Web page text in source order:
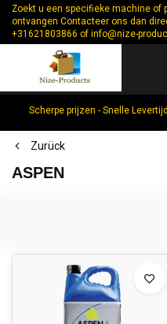
Zoekt u een specifieke machine of
ontvangen Contacteer ons dan
+31621803866 ofinfo@nize-
Scherpe prijzen - Snelle
Zurück
ASPEN